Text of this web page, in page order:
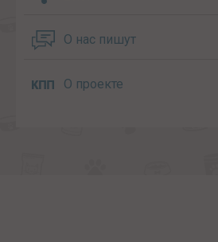
О нас пишут
О проекте